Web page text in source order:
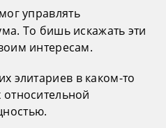
управлять
То бишь искажать эти
интересам.
элитариев в каком-то